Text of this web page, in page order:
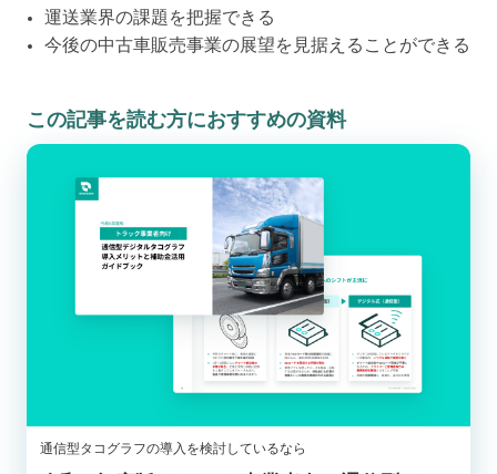
運送業界の課題を把握できる
今後の中古車販売事業の展望を見据えることができる
この記事を読む方におすすめの資料
通信型タコグラフの導入を検討しているなら